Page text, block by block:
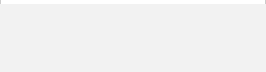
Εξέλιξη παραγγελίας